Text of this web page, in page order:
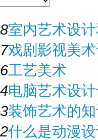
室内艺术设
戏剧影视美
工艺美术
电脑艺术设
装饰艺术的
什么是动漫